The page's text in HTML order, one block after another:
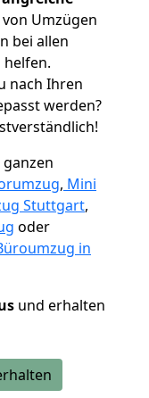
Umzügen
bei allen
helfen.
nach Ihren
werden?
, Mini
Stuttgart,
oder
in
und erhalten